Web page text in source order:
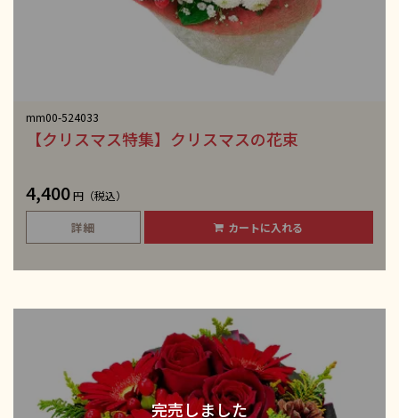
mm00-524033
【クリスマス特集】クリスマスの花束
4,400円（税込）
詳細 カートに入れる